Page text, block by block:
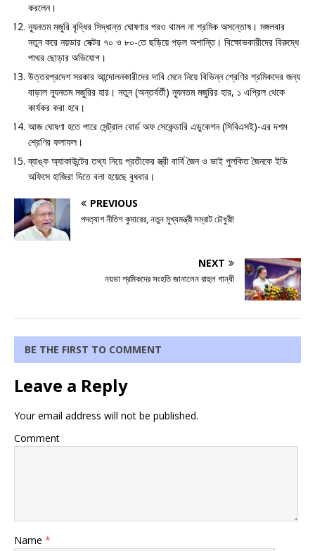
করলেন।
ন্যূনতম মজুরি বৃদ্ধির সিদ্ধান্ত ঘোষণার পরও থামল না শ্রমিক অসন্তোষ। মঙ্গলবার
নতুন করে নয়ডার সেক্টর ৭০ ও ৮০-তে ছড়িয়ে পড়ল অশান্তি। বিক্ষোভকারীদের বিরুদ্ধে
পাথর ছোড়ার অভিযোগ।
উত্তরপ্রদেশ সরকার আন্দোলনকারীদের দাবি মেনে নিয়ে বিভিন্ন শ্রেণির শ্রমিকদের জন্য
বাড়াল ন্যূনতম মজুরির হার। নতুন (অন্তর্বর্তী) ন্যূনতম মজুরির হার, ১ এপ্রিল থেকে
কার্যকর করা হবে।
আজ ঘোষণা হতে পারে সেন্ট্রাল বোর্ড অফ সেকেন্ডারি এডুকেশন (সিবিএসই)-এর দশম
শ্রেণির ফলাফল।
ব্যাঙ্ক অ্যাকাউন্টের তথ্য নিয়ে প্রতীকের স্ত্রী বার্বি জৈন ও ভাই পুলকিত জৈনকে ইডি
অফিসে হাজিরা দিতে বলা হয়েছে বুধবার।
PREVIOUS
পদত্যাগ নীতিশ কুমারের, নতুন মুখ্যমন্ত্রী সম্রাট চৌধুরী!
NEXT
নয়ডা শ্রমিকদের সংহতি জানালেন রাহুল গান্ধী
BE THE FIRST TO COMMENT
Leave a Reply
Your email address will not be published.
Comment
Name *